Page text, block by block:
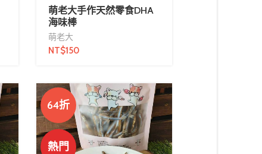
萌老大手作天然零食DHA
海味棒
萌老大
NT$150
64折
熱門